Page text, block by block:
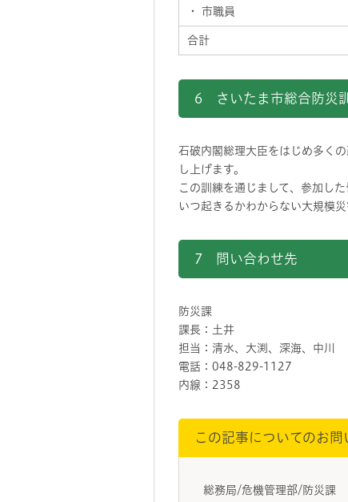
・ 市職員
合計
6 さいたま市総合防災
石破内閣総理大臣をはじめ多く
し上げます。
この訓練を通じまして、参加し
いつ起きるかわからない大規模
7 問い合わせ先
防災課
課長：土井
担当：清水、大渕、深海、中川
電話：048-829-1127
内線：2358
この記事についてのお問
総務局/危機管理部/防災課